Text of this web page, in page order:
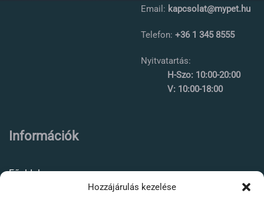
Hozzájárulás kezelése
Email: kapcsolat@mypet.hu
Telefon: +36 1 345 8555
Nyitvatartás:
H-Szo: 10:00-20:00
V: 10:00-18:00
Információk
Főoldal